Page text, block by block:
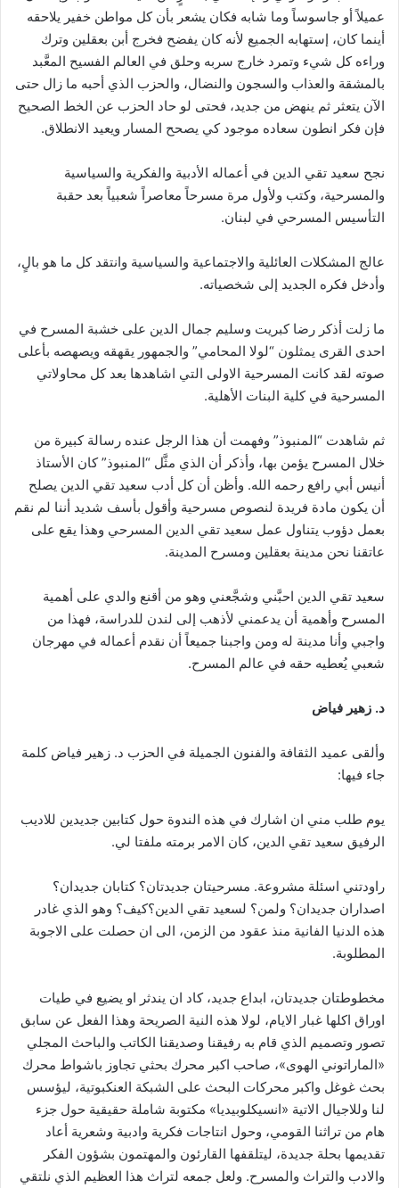
عميلاً أو جاسوساً وما شابه فكان يشعر بأن كل مواطن خفير يلاحقه
أينما كان، إستهابه الجميع لأنه كان يفضح فخرج أبن بعقلين وترك
وراءه كل شيء وتمرد خارج سربه وحلق في العالم الفسيح المعَّبد
بالمشقة والعذاب والسجون والنضال، والحزب الذي أحبه ما زال حتى
الآن يتعثر ثم ينهض من جديد، فحتى لو حاد الحزب عن الخط الصحيح
فإن فكر انطون سعاده موجود كي يصحح المسار ويعيد الانطلاق.
نجح سعيد تقي الدين في أعماله الأدبية والفكرية والسياسية
والمسرحية، وكتب ولأول مرة مسرحاً معاصراً شعبياً بعد حقبة
التأسيس المسرحي في لبنان.
عالج المشكلات العائلية والاجتماعية والسياسية وانتقد كل ما هو بالٍ،
وأدخل فكره الجديد إلى شخصياته.
ما زلت أذكر رضا كبريت وسليم جمال الدين على خشبة المسرح في
احدى القرى يمثلون “لولا المحامي” والجمهور يقهقه ويصهصه بأعلى
صوته لقد كانت المسرحية الاولى التي اشاهدها بعد كل محاولاتي
المسرحية في كلية البنات الأهلية.
ثم شاهدت “المنبوذ” وفهمت أن هذا الرجل عنده رسالة كبيرة من
خلال المسرح يؤمن بها، وأذكر أن الذي مثَّل “المنبوذ” كان الأستاذ
أنيس أبي رافع رحمه الله. وأظن أن كل أدب سعيد تقي الدين يصلح
أن يكون مادة فريدة لنصوص مسرحية وأقول بأسف شديد أننا لم نقم
بعمل دؤوب يتناول عمل سعيد تقي الدين المسرحي وهذا يقع على
عاتقنا نحن مدينة بعقلين ومسرح المدينة.
سعيد تقي الدين احبَّني وشجَّعني وهو من أقنع والدي على أهمية
المسرح وأهمية أن يدعمني لأذهب إلى لندن للدراسة، فهذا من
واجبي وأنا مدينة له ومن واجبنا جميعاً أن نقدم أعماله في مهرجان
شعبي يُعطيه حقه في عالم المسرح.
د. زهير فياض
وألقى عميد الثقافة والفنون الجميلة في الحزب د. زهير فياض كلمة
جاء فيها:
يوم طلب مني ان اشارك في هذه الندوة حول كتابين جديدين للاديب
الرفيق سعيد تقي الدين، كان الامر برمته ملفتا لي.
راودتني اسئلة مشروعة. مسرحيتان جديدتان؟ كتابان جديدان؟
اصداران جديدان؟ ولمن؟ لسعيد تقي الدين؟كيف؟ وهو الذي غادر
هذه الدنيا الفانية منذ عقود من الزمن، الى ان حصلت على الاجوبة
المطلوبة.
مخطوطتان جديدتان، ابداع جديد، كاد ان يندثر او يضيع في طيات
اوراق اكلها غبار الايام، لولا هذه النية الصريحة وهذا الفعل عن سابق
تصور وتصميم الذي قام به رفيقنا وصديقنا الكاتب والباحث المجلي
«الماراتوني الهوى»، صاحب اكبر محرك بحثي تجاوز باشواط محرك
بحث غوغل واكبر محركات البحث على الشبكة العنكبوتية، ليؤسس
لنا وللاجيال الاتية «انسيكلوبيديا» مكتوبة شاملة حقيقية حول جزء
هام من تراثنا القومي، وحول انتاجات فكرية وادبية وشعرية أعاد
تقديمها بحلة جديدة، ليتلقفها القارئون والمهتمون بشؤون الفكر
والادب والتراث والمسرح. ولعل جمعه لتراث هذا العظيم الذي نلتقي